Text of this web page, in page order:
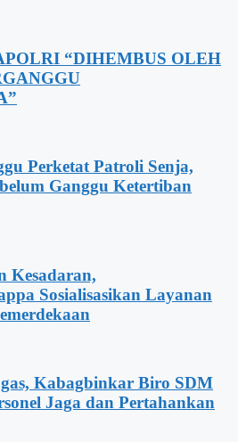
“DIHEMBUS OLEH
Perketat Patroli Senja,
Ganggu Ketertiban
Kesadaran,
Sosialisasikan Layanan
Kabagbinkar Biro SDM
Jaga dan Pertahankan